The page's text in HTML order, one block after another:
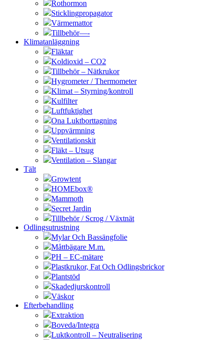
Rothormon
Sticklingpropagator
Värmemattor
Tillbehör—-
Klimatanläggning
Fläktar
Koldioxid – CO2
Tillbehör – Nätkrukor
Hygrometer / Thermometer
Klimat – Styrning/kontroll
Kulfilter
Luftfuktighet
Ona Luktborttagning
Uppvärmning
Ventilationskit
Fläkt – Utsug
Ventilation – Slangar
Tält
Growtent
HOMEbox®
Mammoth
Secret Jardin
Tillbehör / Scrog / Växtnät
Odlingsutrustning
Mylar Och Bassängfolie
Måttbägare M.m.
PH – EC-mätare
Plastkrukor, Fat Och Odlingsbrickor
Plantstöd
Skadedjurskontroll
Väskor
Efterbehandling
Extraktion
Boveda/Integra
Luktkontroll – Neutralisering